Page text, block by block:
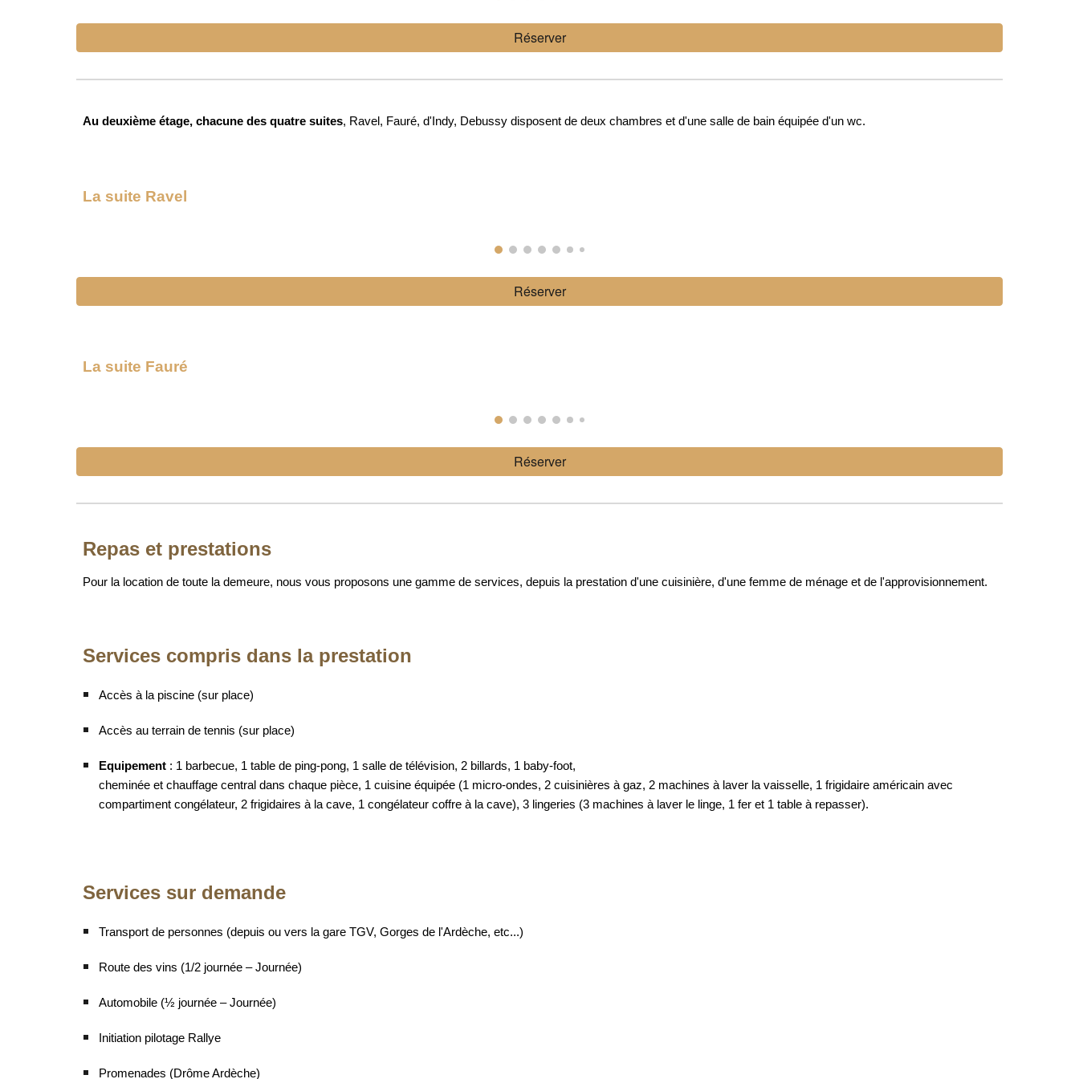
Réserver
Au deuxième étage, chacune des quatre suites, Ravel, Fauré, d'Indy, Debussy disposent de deux chambres et d'une salle de bain équipée d'un wc.
La suite Ravel
Réserver
La suite Fauré
Réserver
Repas et prestations
Pour la location de toute la demeure, nous vous proposons une gamme de services, depuis la prestation d'une cuisinière, d'une femme de ménage et de l'approvisionnement.
Services compris dans la prestation
Accès à la piscine (sur place)
Accès au terrain de tennis (sur place)
Equipement: 1 barbecue, 1 table de ping-pong, 1 salle de télévision, 2 billards, 1 baby-foot,
cheminée et chauffage central dans chaque pièce, 1 cuisine équipée (1 micro-ondes, 2 cuisinières à gaz, 2 machines à laver la vaisselle, 1 frigidaire américain avec
compartiment congélateur, 2 frigidaires à la cave, 1 congélateur coffre à la cave), 3 lingeries (3 machines à laver le linge, 1 fer et 1 table à repasser).
Services sur demande
Transport de personnes (depuis ou vers la gare TGV, Gorges de l'Ardèche, etc...)
Route des vins (1/2 journée – Journée)
Automobile (½ journée – Journée)
Initiation pilotage Rallye
Promenades (Drôme Ardèche)